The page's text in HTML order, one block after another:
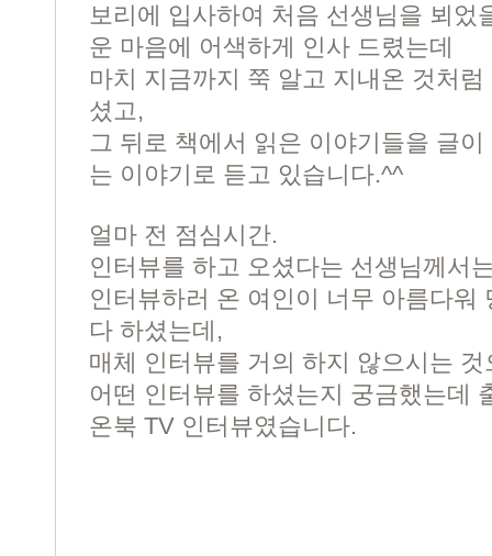
보리에 입사하여 처음 선생님을 뵈었
운 마음에 어색하게 인사 드렸는데
마치 지금까지 쭉 알고 지내온 것처
셨고,
그 뒤로 책에서 읽은 이야기들을 글
는 이야기로 듣고 있습니다.^^
얼마 전 점심시간.
인터뷰를 하고 오셨다는 선생님께서
인터뷰하러 온 여인이 너무 아름다워
다 하셨는데,
매체 인터뷰를 거의 하지 않으시는
어떤 인터뷰를 하셨는지 궁금했는데
온북 TV 인터뷰였습니다.